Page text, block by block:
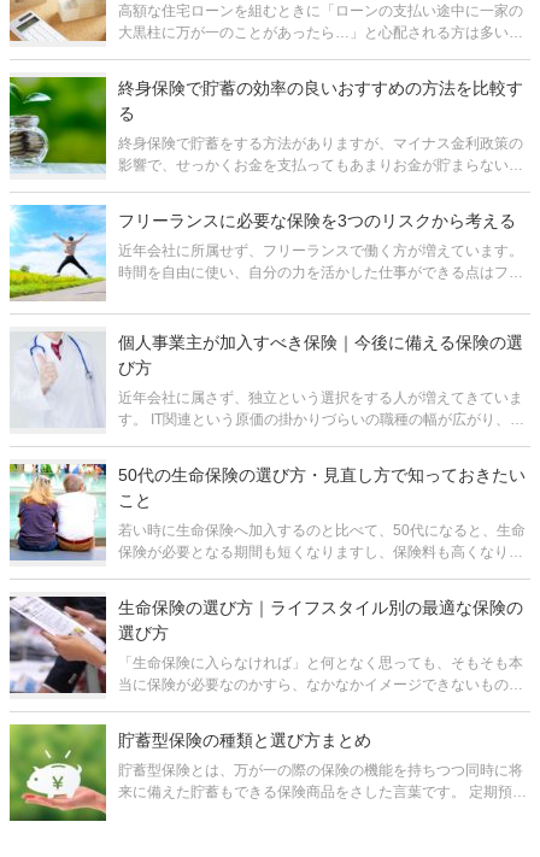
高額な住宅ローンを組むときに「ローンの支払い途中に一家の
大黒柱に万が一のことがあったら…」と心配される方は多いの
の返済に苦しむ、といったケースは少ない筈です。 住宅ローン
の契約をするにあ
終身保険で貯蓄の効率の良いおすすめの方法を比較す
る
終身保険で貯蓄をする方法がありますが、マイナス金利政策の
影響で、せっかくお金を支払ってもあまりお金が貯まらない商
法で鉄板とされてきたノウハウが、揺らぎつつあります。 貯蓄
目的で終身保険を
フリーランスに必要な保険を3つのリスクから考える
近年会社に所属せず、フリーランスで働く方が増えています。
時間を自由に使い、自分の力を活かした仕事ができる点はフリ
保障が充実しておらず不安に思っている方も多いのではないで
しょうか。 ここで
個人事業主が加入すべき保険｜今後に備える保険の選
び方
近年会社に属さず、独立という選択をする人が増えてきていま
す。 IT関連という原価の掛かりづらいの職種の幅が広がり、需
きたのが大きな要因と言えるでしょう。 個人事業主は会社員と
違い、誰も自分
50代の生命保険の選び方・見直し方で知っておきたい
こと
若い時に生命保険へ加入するのと比べて、50代になると、生命
保険が必要となる期間も短くなりますし、保険料も高くなりま
ある保険を切り替えたりすることに疑問や不安を感じることが
多いと思います。
生命保険の選び方｜ライフスタイル別の最適な保険の
選び方
「生命保険に入らなければ」と何となく思っても、そもそも本
当に保険が必要なのかすら、なかなかイメージできないものだ
険会社はどこがいいのか、保険金をいくらにすれば良いのか、
などなど、よく分からない
貯蓄型保険の種類と選び方まとめ
貯蓄型保険とは、万が一の際の保険の機能を持ちつつ同時に将
来に備えた貯蓄もできる保険商品をさした言葉です。 定期預金
通話料無料で今すぐ 予約フォームから